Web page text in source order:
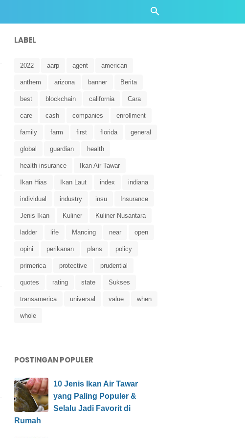
LABEL
2022 aarp agent american
anthem arizona banner Berita
best blockchain california Cara
care cash companies enrollment
family farm first florida general
global guardian health
health insurance Ikan Air Tawar
Ikan Hias Ikan Laut index indiana
individual industry insu Insurance
Jenis Ikan Kuliner Kuliner Nusantara
ladder life Mancing near open
opini perikanan plans policy
primerica protective prudential
quotes rating state Sukses
transamerica universal value when
whole
POSTINGAN POPULER
10 Jenis Ikan Air Tawar
yang Paling Populer &
Selalu Jadi Favorit di
Rumah